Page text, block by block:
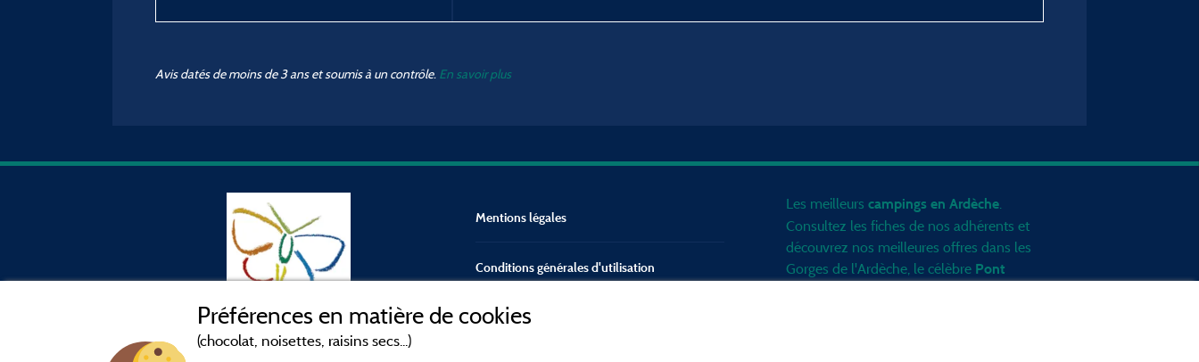
Avis datés de moins de 3 ans et soumis à un contrôle. En savoir plus
Mentions légales
Conditions générales d'utilisation
Contact
Les meilleurscampings en Ardèche.
Consultez les fiches de nos adhérents et
découvrez nos meilleures offres dans les
Gorges de l'Ardèche, le célèbre Pont
Préférences en matière de cookies
(chocolat, noisettes, raisins secs...)